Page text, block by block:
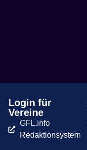
Login für
Vereine
GFL.info
Redaktionsystem